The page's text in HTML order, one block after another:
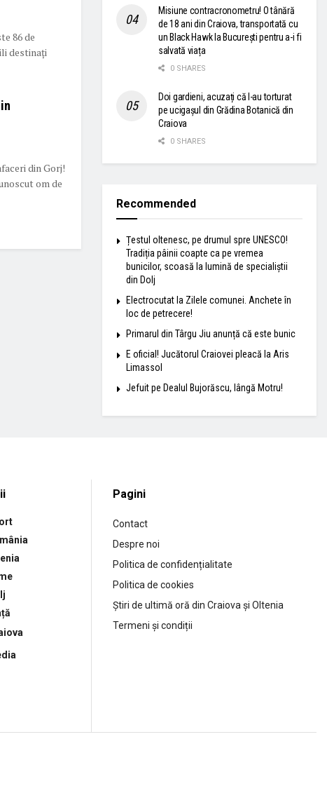
86 de
destinați
din Gorj!
om de
Misiune contracronometru! O tânără
de 18 ani din Craiova, transportată cu
un Black Hawk la București pentru a-i fi
salvată viața
0 SHARES
Doi gardieni, acuzați că l-au torturat
pe ucigașul din Grădina Botanică din
Craiova
0 SHARES
Recommended
Țestul oltenesc, pe drumul spre UNESCO!
Tradiția pâinii coapte ca pe vremea
bunicilor, scoasă la lumină de specialiștii
din Dolj
Electrocutat la Zilele comunei. Anchete în
loc de petrecere!
Primarul din Târgu Jiu anunță că este bunic
E oficial! Jucătorul Craiovei pleacă la Aris
Limassol
Jefuit pe Dealul Bujorăscu, lângă Motru!
Pagini
Contact
Despre noi
Politica de confidențialitate
Politica de cookies
Știri de ultimă oră din Craiova și Oltenia
Termeni și condiții